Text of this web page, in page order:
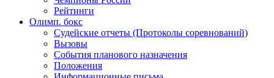
Рейтинги
Олимп. бокс
Судейские отчеты (Протоколы соревнований)
Вызовы
События планового назначения
Положения